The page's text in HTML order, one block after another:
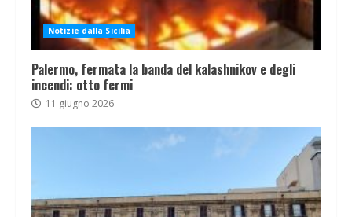
Notizie dalla Sicilia
Palermo, fermata la banda del kalashnikov e degli
incendi: otto fermi
11 giugno 2026